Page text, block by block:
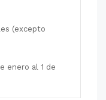
(excepto
enero al 1 de